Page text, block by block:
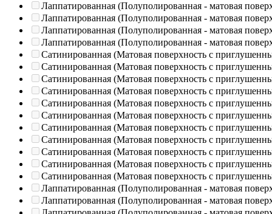
Лаппатированная (Полуполированная - матовая
Лаппатированная (Полуполированная - матовая
Лаппатированная (Полуполированная - матовая
Лаппатированная (Полуполированная - матовая
Сатинированная (Матовая поверхность с
Сатинированная (Матовая поверхность с
Сатинированная (Матовая поверхность с
Сатинированная (Матовая поверхность с
Сатинированная (Матовая поверхность с
Сатинированная (Матовая поверхность с
Сатинированная (Матовая поверхность с
Сатинированная (Матовая поверхность с
Сатинированная (Матовая поверхность с
Сатинированная (Матовая поверхность с
Сатинированная (Матовая поверхность с
Лаппатированная (Полуполированная - матовая
Лаппатированная (Полуполированная - матовая